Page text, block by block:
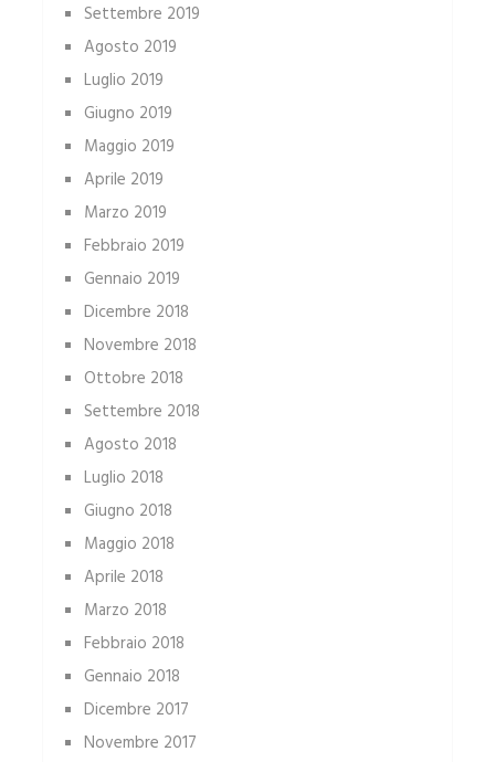
Settembre 2019
Agosto 2019
Luglio 2019
Giugno 2019
Maggio 2019
Aprile 2019
Marzo 2019
Febbraio 2019
Gennaio 2019
Dicembre 2018
Novembre 2018
Ottobre 2018
Settembre 2018
Agosto 2018
Luglio 2018
Giugno 2018
Maggio 2018
Aprile 2018
Marzo 2018
Febbraio 2018
Gennaio 2018
Dicembre 2017
Novembre 2017